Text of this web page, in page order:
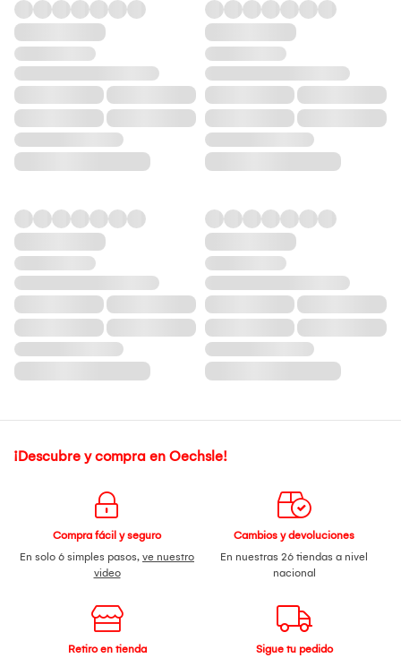
¡Descubre y compra en Oechsle!
Compra fácil y seguro
En solo 6 simples pasos, ve nuestro
video
Cambios y devoluciones
En nuestras 26 tiendas a nivel
nacional
Retiro en tienda
Sigue tu pedido